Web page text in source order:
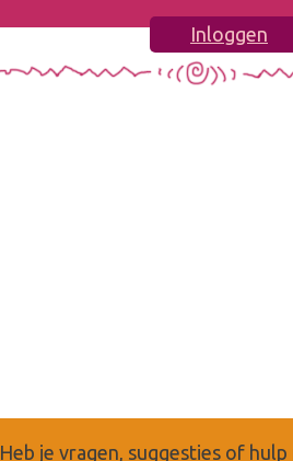
Inloggen
Heb je vragen, suggesties of hulp